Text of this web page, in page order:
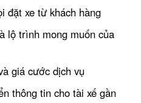
đặt xe từ khách hàng
lộ trình mong muốn của
giá cước dịch vụ
thông tin cho tài xế gần